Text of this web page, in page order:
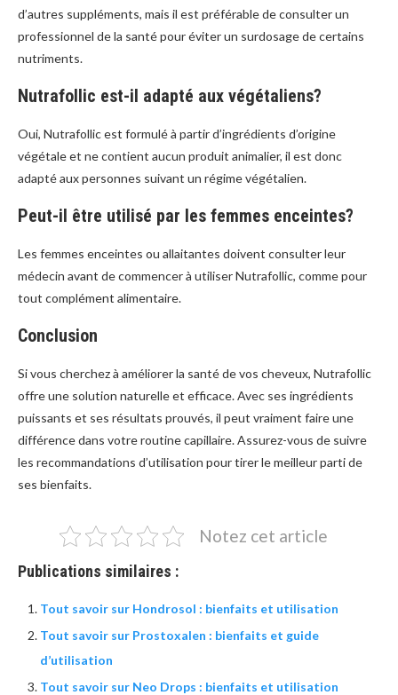
d’autres suppléments, mais il est préférable de consulter un
professionnel de la santé pour éviter un surdosage de certains
nutriments.
Nutrafollic est-il adapté aux végétaliens?
Oui, Nutrafollic est formulé à partir d’ingrédients d’origine
végétale et ne contient aucun produit animalier, il est donc
adapté aux personnes suivant un régime végétalien.
Peut-il être utilisé par les femmes enceintes?
Les femmes enceintes ou allaitantes doivent consulter leur
médecin avant de commencer à utiliser Nutrafollic, comme pour
tout complément alimentaire.
Conclusion
Si vous cherchez à améliorer la santé de vos cheveux, Nutrafollic
offre une solution naturelle et efficace. Avec ses ingrédients
puissants et ses résultats prouvés, il peut vraiment faire une
différence dans votre routine capillaire. Assurez-vous de suivre
les recommandations d’utilisation pour tirer le meilleur parti de
ses bienfaits.
Notez cet article
Publications similaires :
Tout savoir sur Hondrosol : bienfaits et utilisation
Tout savoir sur Prostoxalen : bienfaits et guide
d’utilisation
Tout savoir sur Neo Drops : bienfaits et utilisation